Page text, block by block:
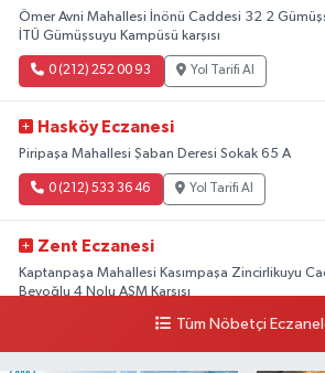
Ömer Avni Mahallesi İnönü Caddesi 32 2
İTÜ Gümüşsuyu Kampüsü karşısı
0 (212) 252 00 93 Yol Tarifi Al
Hasköy Eczanesi
Piripaşa Mahallesi Şaban Deresi Sokak 65 A
0 (212) 533 36 46 Yol Tarifi Al
Zent Eczanesi
Kaptanpaşa Mahallesi Kasımpaşa Zincirlikuyu
Beyoğlu 4 Nolu ASM Karşısı
Yol Tarifi Al
Tüm Nöbetçi